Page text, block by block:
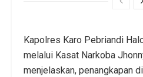
Kapolres Karo Pebriandi
melalui Kasat Narkoba
menjelaskan, penangkapan